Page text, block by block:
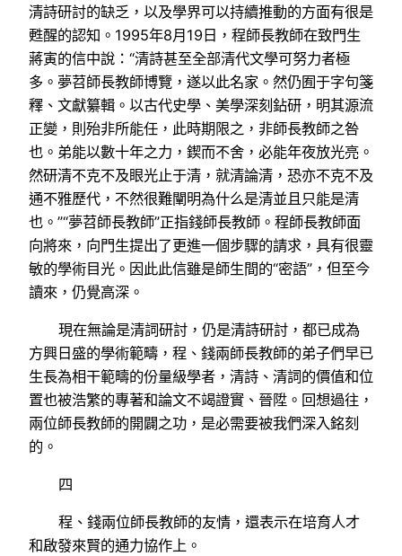
清詩研討的缺乏，以及學界可以持續推動的方面有很是
甦醒的認知。1995年8月19日，程師長教師在致門生
蔣寅的信中說：“清詩甚至全部清代文學可努力者極
多。夢苕師長教師博覽，遂以此名家。然仍囿于字句箋
釋、文獻纂輯。以古代史學、美學深刻鉆研，明其源流
正變，則殆非所能任，此時期限之，非師長教師之咎
也。弟能以數十年之力，鍥而不舍，必能年夜放光亮。
然研清不克不及眼光止于清，就清論清，恐亦不克不及
通不雅歷代，不然很難闡明為什么是清並且只能是清
也。”“夢苕師長教師”正指錢師長教師。程師長教師面
向將來，向門生提出了更進一個步驟的請求，具有很靈
敏的學術目光。因此此信雖是師生間的“密語”，但至今
讀來，仍覺高深。
現在無論是清詞研討，仍是清詩研討，都已成為
方興日盛的學術範疇，程、錢兩師長教師的弟子們早已
生長為相干範疇的份量級學者，清詩、清詞的價值和位
置也被浩繁的專著和論文不竭證實、晉陞。回想過往，
兩位師長教師的開闢之功，是必需要被我們深入銘刻
的。
四
程、錢兩位師長教師的友情，還表示在培育人才
和啟發來賢的通力協作上。